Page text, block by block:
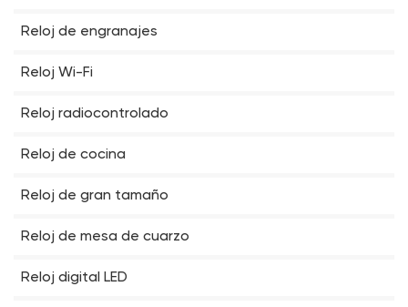
Reloj de engranajes
Reloj Wi-Fi
Reloj radiocontrolado
Reloj de cocina
Reloj de gran tamaño
Reloj de mesa de cuarzo
Reloj digital LED